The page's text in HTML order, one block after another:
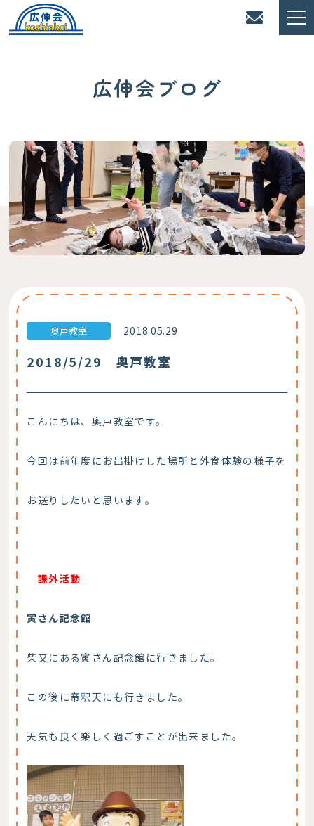
広伸会ブログ
奥戸教室 2018.05.29
2018/5/29 奥戸教室
こんにちは、奥戸教室です。
今回は前年度にお出掛けした場所と外食体験の様子を
お送りしたいと思います。
課外活動
寅さん記念館
柴又にある寅さん記念館に行きました。
この後に帝釈天にも行きました。
天気も良く楽しく過ごすことが出来ました。